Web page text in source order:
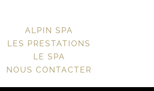
ALPIN SPA
LES PRESTATIONS
LE SPA
NOUS CONTACTER